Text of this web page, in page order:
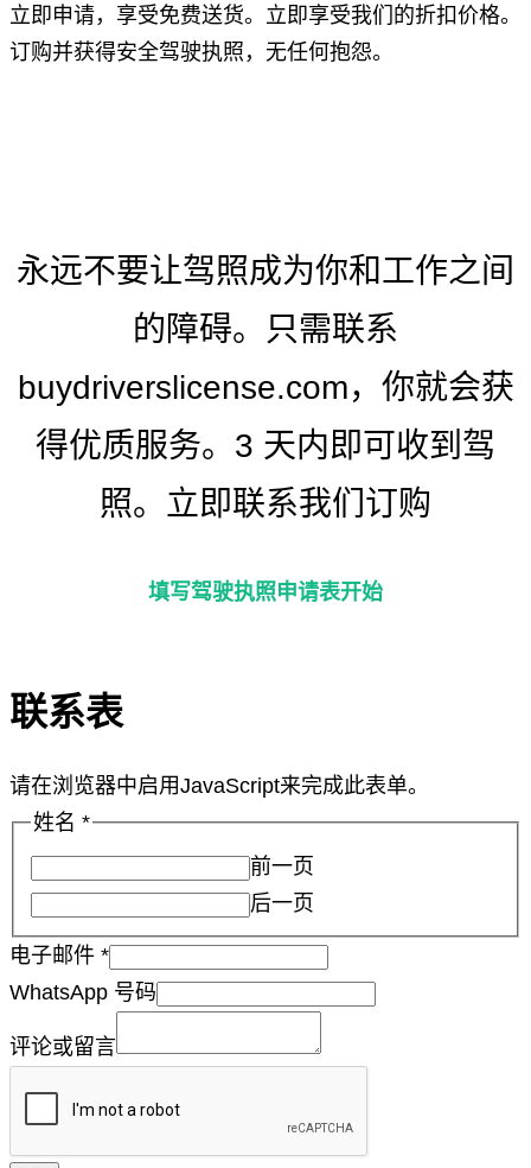
立即申请，享受免费送货。立即享受我们的折扣价格。
订购并获得安全驾驶执照，无任何抱怨。
永远不要让驾照成为你和工作之间
的障碍。只需联系
buydriverslicense.com，你就会获
得优质服务。3 天内即可收到驾
照。立即联系我们订购
填写驾驶执照申请表开始
联系表
请在浏览器中启用JavaScript来完成此表单。
姓名 *
前一页
后一页
电子邮件 *
WhatsApp 号码
评论或留言